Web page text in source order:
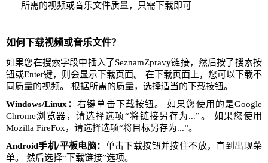
所需的视频或音乐文件质量，只需下载即可
如何下载视频或音乐文件？
如果您在搜索字段中插入了SeznamZpravy链接，然后按了搜索按
钮或Enter键，则会显示下载页面。 在下载页面上，您可以下载不
同质量的视频。 根据所需的质量，选择适当的下载按钮。
Windows/Linux：右键单击下载按钮。 如果您使用的是Google
Chrome浏览器，请选择选项“将链接另存为...”。 如果您使用
Mozilla FireFox，请选择选项“将目标另存为...”。
Android手机/平板电脑： 单击下载按钮并按住不放，直到出现菜
单。 然后选择“下载链接”选项。